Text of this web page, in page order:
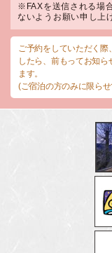
※FAXを送信される場
ないようお願い申し上
ご予約をしていただく際
したら、前もってお知
ます。
(ご宿泊の方のみに限ら